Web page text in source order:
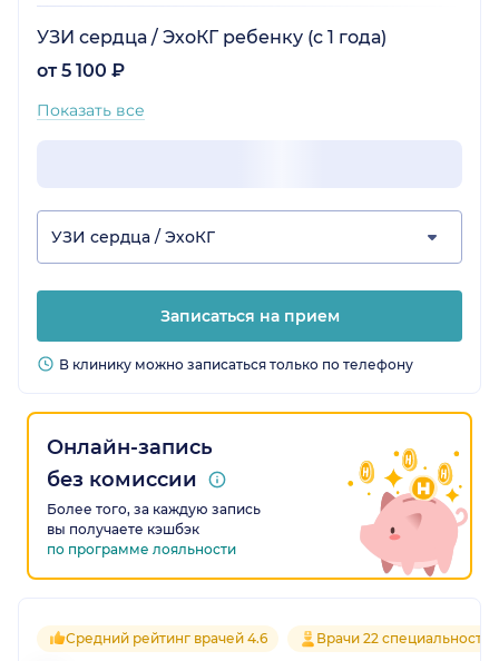
УЗИ сердца / ЭхоКГ ребенку (с 1 года)
от 5 100 ₽
Показать все
УЗИ сердца / ЭхоКГ
Записаться на прием
В клинику можно записаться только по телефону
Онлайн-запись
без комиссии
Более того, за каждую запись
вы получаете кэшбэк
по программе лояльности
Средний рейтинг врачей 4.6 Врачи 22 специальностей